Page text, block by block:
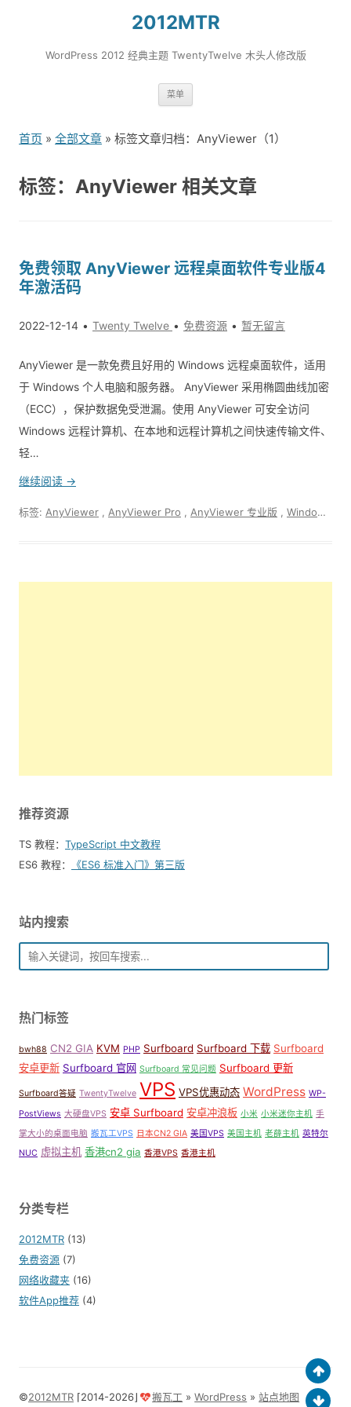
2012MTR
WordPress 2012 经典主题 TwentyTwelve 木头人修改版
菜单
到
首页 » 全部文章 » 标签文章归档：AnyViewer（1）
标签：AnyViewer 相关文章
免费领取 AnyViewer 远程桌面软件专业版4
年激活码
2022-12-14 Twenty Twelve 免费资源 暂无留言
AnyViewer 是一款免费且好用的 Windows 远程桌面软件，适用
于 Windows 个人电脑和服务器。 AnyViewer 采用椭圆曲线加密
（ECC），保护数据免受泄漏。使用 AnyViewer 可安全访问
Windows 远程计算机、在本地和远程计算机之间快速传输文件、
轻…
继续阅读 →
标签: AnyViewer AnyViewer Pro AnyViewer 专业版 Windows远程桌面软件
推荐资源
TS 教程： TypeScript 中文教程
ES6 教程：
《ES6 标准入门》第三版
站内搜索
热门标签
bwh88 CN2 GIA KVM PHP Surfboard Surfboard 下载 Surfboard
安卓更新 Surfboard 官网 Surfboard 常见问题 Surfboard 更新
Surfboard答疑 TwentyTwelve VPS VPS优惠动态 WordPress WP-
PostViews 大硬盘VPS 安卓 Surfboard 安卓冲浪板 小米 小米迷你主机 手
掌大小的桌面电脑 搬瓦工VPS 日本CN2 GIA 美国VPS 美国主机 老薛主机 英特尔
NUC 虚拟主机 香港cn2 gia 香港VPS 香港主机
分类专栏
2012MTR (13)
免费资源 (7)
网络收藏夹 (16)
软件App推荐 (4)
©2012MTR ⌈2014-2026⌋ 搬瓦工 »WordPress »站点地图